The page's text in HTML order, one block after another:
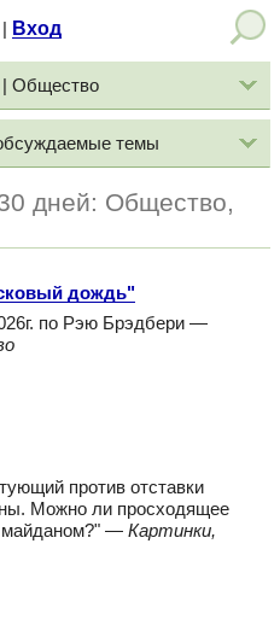
Вход
| Общество
темы
дней: Общество,
дождь"
по Рэю Брэдбери —
против отставки
Можно ли просходящее
майданом?" — Картинки,